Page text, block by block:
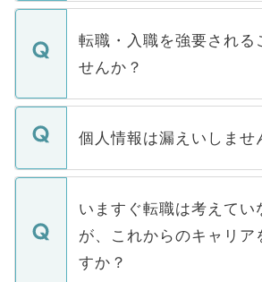
ます。通常、5営業日以内
いただきますので、しばら
マイナビDOCTORで取り扱
うち約3割は、Webサイト
けない「非公開求人」です
下記の理由によって、一般
ません。
■応募殺到を避けるため 人
関を公にしてしまうと、応
に、医療機関が求める条件
みを人材紹介会社に依頼す
ています。
転職・入職を強要される
せんか？
転職・入職を強要すること
ん。また、仮に応募先から
定を承諾する必要はありま
の辞退の連絡はキャリアパ
個人情報は漏えいしませ
個人情報が漏えいすること
で、ご安心ください。当サ
などで収集したご登録者様
ご本人のキャリアアップお
支援を目的に使用いたしま
いますぐ転職は考えてい
が、これからのキャリア
すか？